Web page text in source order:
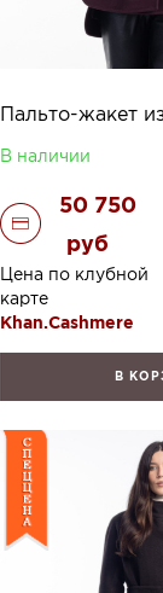
В наличии
50 750
руб
Цена по клубной
карте
Khan.Cashmere
В